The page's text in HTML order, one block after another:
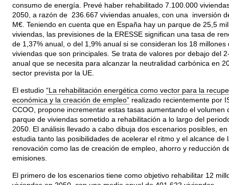
consumo de energía. Prevé haber rehabilitado 7.100.000
2050, a razón de 236.667 viviendas anuales, con una inversión
M€. Teniendo en cuenta que en España hay un parque de 25,5
viviendas, las previsiones de la ERESSE significan una tasa de
de 1,37% anual, o del 1,9% anual si se consideran los 18 millones
viviendas que son principales. Se trata de valores por debajo del
anual que se necesita para alcanzar la neutralidad carbónica en
sector prevista por la UE.
El estudio “La rehabilitación energética como vector para la
económica y la creación de empleo”realizado recientemente por
CCOO, propone incrementar estas tasas aumentando el volumen
parque de viviendas sometido a rehabilitación a lo largo del
2050. El análisis llevado a cabo dibuja dos escenarios posibles,
estudia tanto las posibilidades de acelerar el ritmo y el alcance de
renovación como las de creación de empleo, ahorro y reducción
emisiones.
El primero de los escenarios tiene como objetivo rehabilitar 12